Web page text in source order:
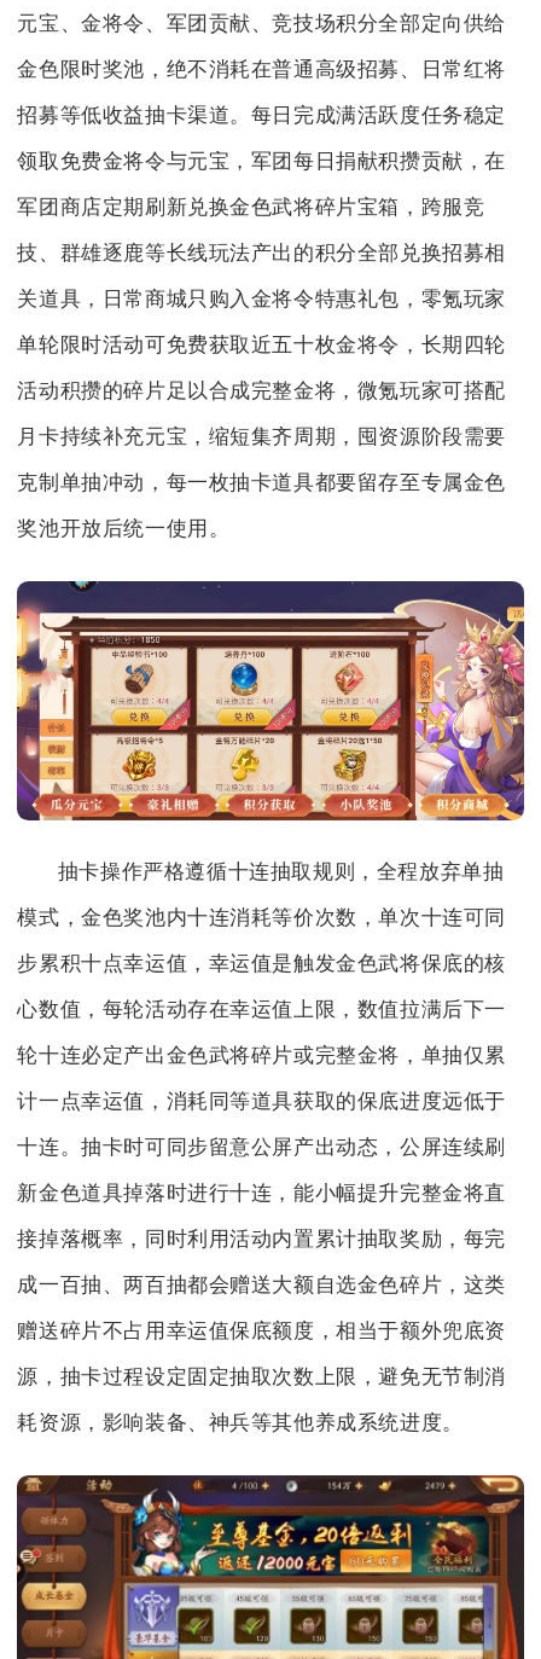
元宝、金将令、军团贡献、竞技场积分全部定向供给
金色限时奖池，绝不消耗在普通高级招募、日常红将
招募等低收益抽卡渠道。每日完成满活跃度任务稳定
领取免费金将令与元宝，军团每日捐献积攒贡献，在
军团商店定期刷新兑换金色武将碎片宝箱，跨服竞
技、群雄逐鹿等长线玩法产出的积分全部兑换招募相
关道具，日常商城只购入金将令特惠礼包，零氪玩家
单轮限时活动可免费获取近五十枚金将令，长期四轮
活动积攒的碎片足以合成完整金将，微氪玩家可搭配
月卡持续补充元宝，缩短集齐周期，囤资源阶段需要
克制单抽冲动，每一枚抽卡道具都要留存至专属金色
奖池开放后统一使用。
抽卡操作严格遵循十连抽取规则，全程放弃单抽
模式，金色奖池内十连消耗等价次数，单次十连可同
步累积十点幸运值，幸运值是触发金色武将保底的核
心数值，每轮活动存在幸运值上限，数值拉满后下一
轮十连必定产出金色武将碎片或完整金将，单抽仅累
计一点幸运值，消耗同等道具获取的保底进度远低于
十连。抽卡时可同步留意公屏产出动态，公屏连续刷
新金色道具掉落时进行十连，能小幅提升完整金将直
接掉落概率，同时利用活动内置累计抽取奖励，每完
成一百抽、两百抽都会赠送大额自选金色碎片，这类
赠送碎片不占用幸运值保底额度，相当于额外兜底资
源，抽卡过程设定固定抽取次数上限，避免无节制消
耗资源，影响装备、神兵等其他养成系统进度。